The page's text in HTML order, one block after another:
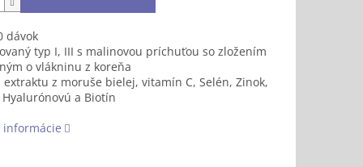
dávok
typ I, III s malinovou príchuťou so zložením
o vlákninu z koreňa
extraktu z moruše bielej, vitamín C, Selén, Zinok,
a Biotín
informácie